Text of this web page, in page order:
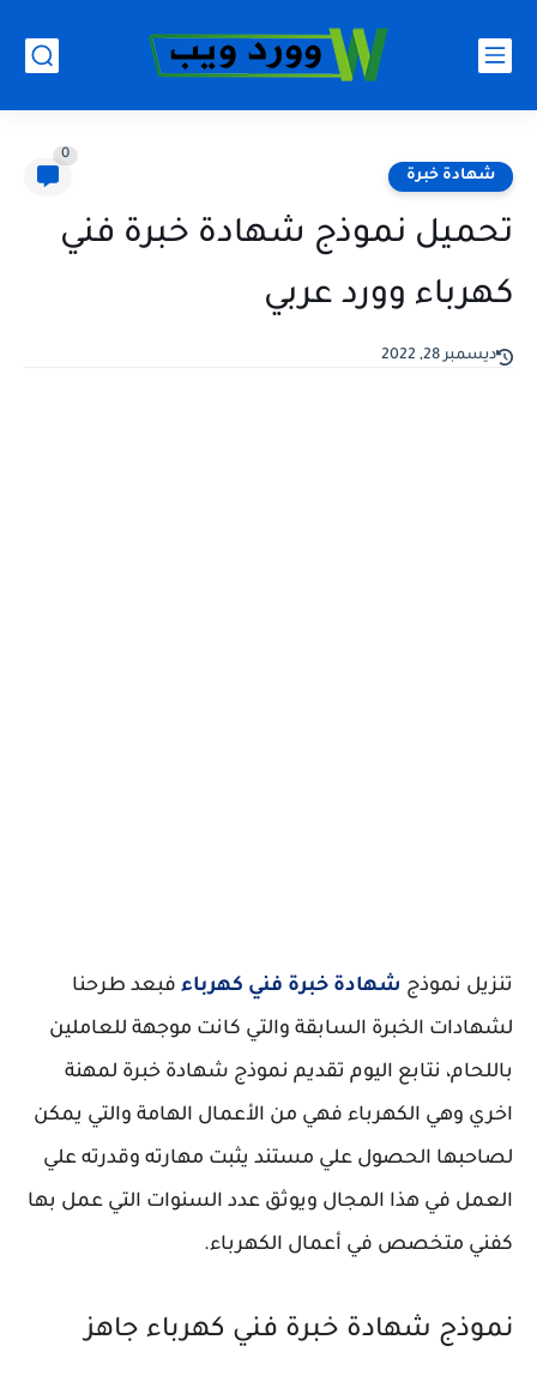
شهادة خبرة
0
تحميل نموذج شهادة خبرة فني
كهرباء وورد عربي
ديسمبر 28, 2022
تنزيل نموذج شهادة خبرة فني كهرباء فبعد طرحنا
لشهادات الخبرة السابقة والتي كانت موجهة للعاملين
باللحام، نتابع اليوم تقديم نموذج شهادة خبرة لمهنة
اخري وهي الكهرباء فهي من الأعمال الهامة والتي يمكن
لصاحبها الحصول علي مستند يثبت مهارته وقدرته علي
العمل في هذا المجال ويوثق عدد السنوات التي عمل بها
كفني متخصص في أعمال الكهرباء.
نموذج شهادة خبرة فني كهرباء جاهز